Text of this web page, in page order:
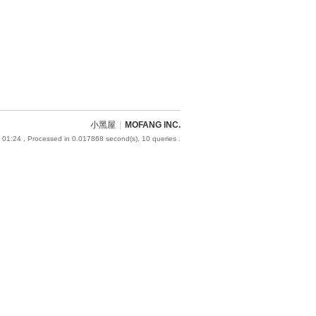
小黑屋 MOFANG INC.
01:24 , Processed in 0.017868 second(s), 10 queries .